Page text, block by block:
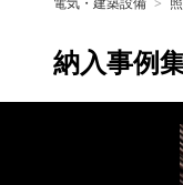
納入事例